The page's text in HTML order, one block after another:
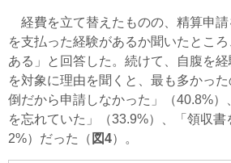
経費を立て替えたものの、精算申
を支払った経験があるか聞いたとこ
ある」と回答した。続けて、自腹を
を対象に理由を聞くと、最も多かっ
倒だから申請しなかった」（40.8%）
を忘れていた」（33.9%）、「領収書
2%）だった（ 図4）。